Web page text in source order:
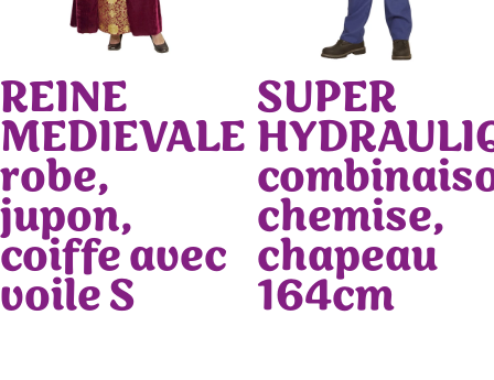
REINE
MEDIEVALE
robe,
jupon,
coiffe avec
voile S
SUPER
chemise,
chapeau
164cm